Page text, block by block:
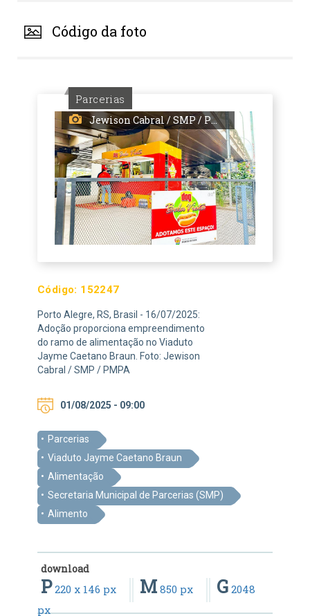
Código da foto
Parcerias
Jewison Cabral / SMP / PMPA
Código: 152247
Porto Alegre, RS, Brasil - 16/07/2025:
Adoção proporciona empreendimento
do ramo de alimentação no Viaduto
Jayme Caetano Braun. Foto: Jewison
Cabral / SMP / PMPA
01/08/2025 - 09:00
Parcerias
Viaduto Jayme Caetano Braun
Alimentação
Secretaria Municipal de Parcerias (SMP)
Alimento
download
P220 x 146 px M 850 px G 2048
px